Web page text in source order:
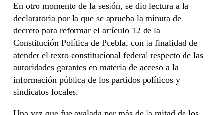
En otro momento de la sesión, se dio lectura a la
declaratoria por la que se aprueba la minuta de
decreto para reformar el artículo 12 de la
Constitución Política de Puebla, con la finalidad de
atender el texto constitucional federal respecto de las
autoridades garantes en materia de acceso a la
información pública de los partidos políticos y
sindicatos locales.